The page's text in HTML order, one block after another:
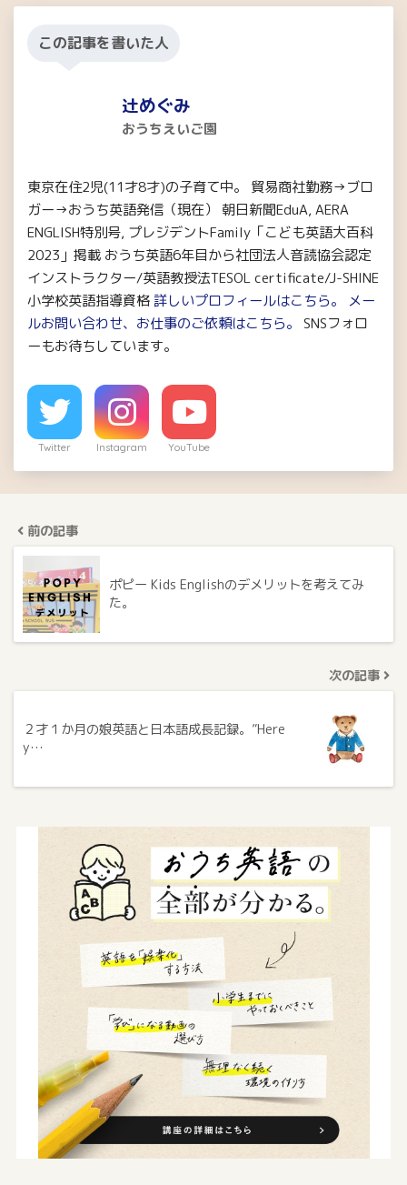
この記事を書いた人
辻めぐみ
おうちえいご園
東京在住2児(11才8才)の子育て中。 貿易商社勤務→ブロ
ガー→おうち英語発信（現在） 朝日新聞EduA, AERA
ENGLISH特別号, プレジデントFamily「こども英語大百科
2023」掲載 おうち英語6年目から社団法人音読協会認定
インストラクター/英語教授法TESOL certificate/J-SHINE
小学校英語指導資格詳しいプロフィールはこちら。
メー
ルお問い合わせ、お仕事のご依頼はこちら。
SNSフォロ
ーもお待ちしています。
Twitter Instagram YouTube
前の記事
ポピー Kids Englishのデメリットを考えてみ
た。
次の記事
２才１か月の娘英語と日本語成長記録。”Here
y…